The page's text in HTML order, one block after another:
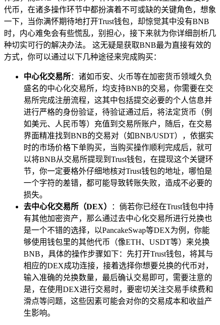
代币，在诸多操作环节中都扮演着不可或缺的关键角色，想象
一下，当你满怀期待地打开Trust钱包，却惊觉其中没有BNB
时，内心难免会有些慌乱，别担心，接下来就为你详细剖析几
种切实可行的解决办法。 这无疑是获取BNB最为直接有效的
方式，你可以通过以下几种途径来完成购买：
中心化交易所：诸如币安、火币等在加密货币领域久负
盛名的中心化交易所，均支持BNB的交易，你需要在交
易所完成注册流程，这其中包括提交必要的个人信息并
进行严格的身份验证，待验证通过后，将法定货币（例
如美元、人民币等）充值到交易所账户，随后，在交易
界面精准找到BNB的交易对（如BNB/USDT），依据实
时的市场价格下单购买，当购买操作顺利完成后，就可
以将BNB从交易所提现到Trust钱包，在提现这个关键环
节，你一定要格外仔细地核对Trust钱包的地址，哪怕是
一个字符的差错，都可能导致转账失败，造成不必要的
损失。
去中心化交易所（DEX）
：倘若你已经在Trust钱包中持
有其他加密资产，那么通过去中心化交易所进行兑换也
是一个不错的选择，以PancakeSwap等DEX为例，你能
够使用钱包里的其他代币（像ETH、USDT等）来兑换
BNB，具体的操作步骤如下：先打开Trust钱包，将其与
相应的DEX成功连接，接着选择你想要兑换的代币对，
输入准确的兑换数量，最后确认交易即可，需要注意的
是，在使用DEX进行交易时，要密切关注交易手续费和
滑点等问题，这些因素可能会对你的交易成本和收益产
生影响。